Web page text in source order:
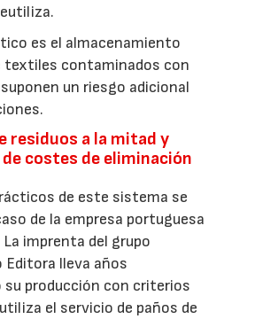
es el almacenamiento
textiles contaminados con
un riesgo adicional
residuos a la mitad y
costes de eliminación
de este sistema se
de la empresa portuguesa
imprenta del grupo
lleva años
su producción con criterios
el servicio de paños de